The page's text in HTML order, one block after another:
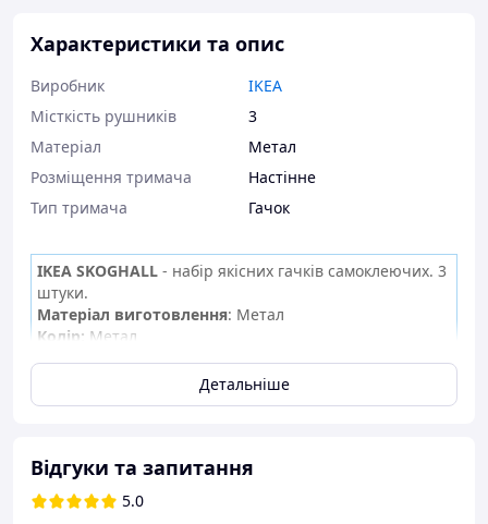
Характеристики та опис
Виробник
IKEA
Місткість рушників
3
Матеріал
Метал
Розміщення тримача
Настінне
Тип тримача
Гачок
IKEA SKOGHALL - набір якісних гачків самоклеючих. 3
штуки.
Матеріал виготовлення: Метал
Колір: Метал
Розмір і вага упаковки:Ширина: 5 см. Висота: 4 см.
Корисний та практичний набір гачків. Простий
дуже красиво та стильно. Підійдуть під багато
інтер'єрів ванних кімнат.
Висока якість виготовлення. Міцний та надійний
Детальніше
Відгуки та запитання
5.0